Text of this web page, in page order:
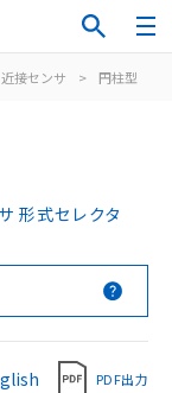
近接センサ > 円柱型
形式セレクタ
PDF出力